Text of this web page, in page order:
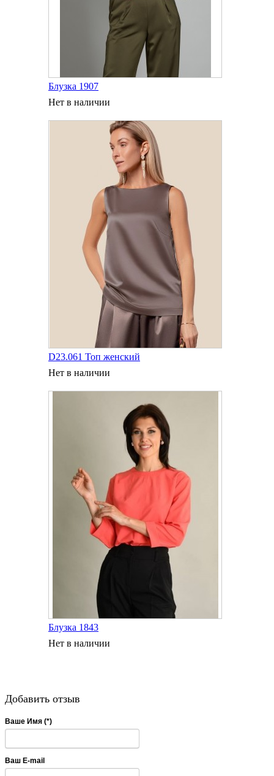
Блузка 1907
Нет в наличии
D23.061 Топ женский
Нет в наличии
Блузка 1843
Нет в наличии
Добавить отзыв
Ваше Имя (*)
Ваш E-mail